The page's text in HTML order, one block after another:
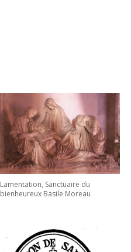
Lamentation, Sanctuaire du
bienheureux Basile Moreau